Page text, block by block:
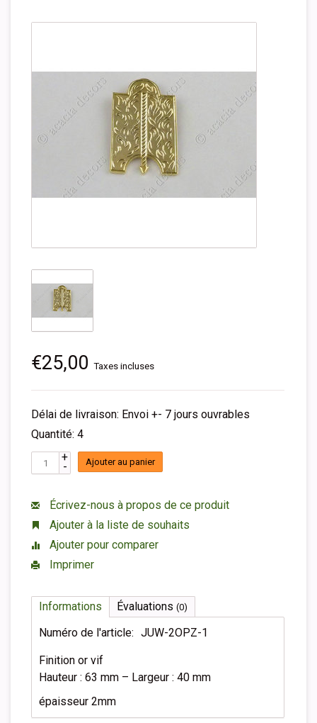
€25,00 Taxes incluses
Délai de livraison: Envoi +- 7 jours ouvrables
Quantité: 4
+
- Ajouter au panier
Écrivez-nous à propos de ce produit
Ajouter à la liste de souhaits
Ajouter pour comparer
Imprimer
Informations Évaluations (0)
Numéro de l'article: JUW-2OPZ-1
Finition or vif
Hauteur : 63 mm – Largeur : 40 mm
épaisseur 2mm